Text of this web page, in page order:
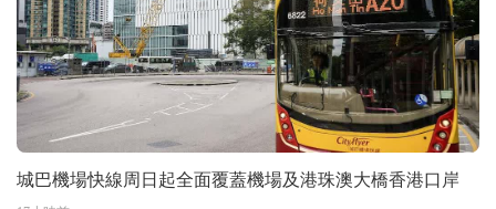
城巴機場快線周日起全面覆蓋機場及港珠澳大橋香港口岸